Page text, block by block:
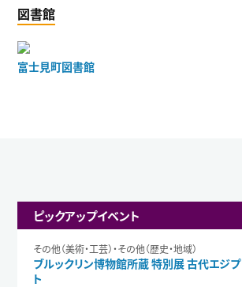
図書館
富士見町図書館
ピックアップイベント
その他（美術・工芸）・その他（歴史・地域）
ブルックリン博物館所蔵 特別展 古代エジプ
ト